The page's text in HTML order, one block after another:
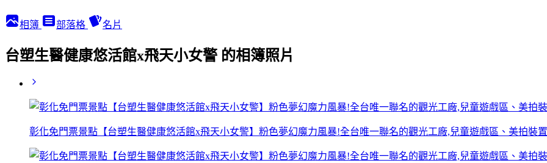
相簿 部落格 名片
台塑生醫健康悠活館x飛天小女警 的相簿照片
彰化免門票景點【台塑生醫健康悠活館x飛天小女警】粉色夢幻魔力風暴!全台唯一聯名的觀光工廠,兒童遊戲區、美拍裝置